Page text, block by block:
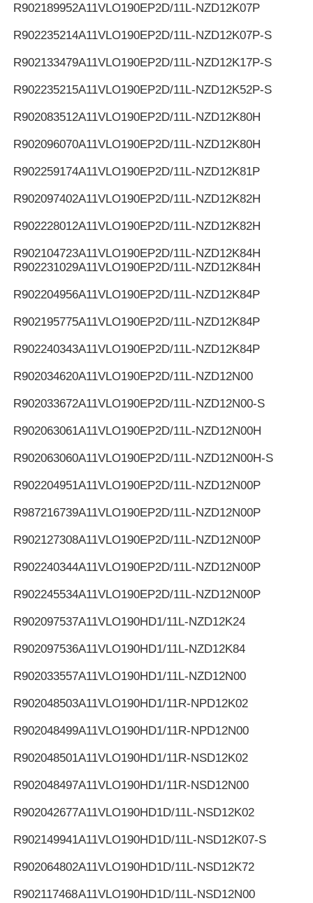
R902189952A11VLO190EP2D/11L-NZD12K07P
R902235214A11VLO190EP2D/11L-NZD12K07P-S
R902133479A11VLO190EP2D/11L-NZD12K17P-S
R902235215A11VLO190EP2D/11L-NZD12K52P-S
R902083512A11VLO190EP2D/11L-NZD12K80H
R902096070A11VLO190EP2D/11L-NZD12K80H
R902259174A11VLO190EP2D/11L-NZD12K81P
R902097402A11VLO190EP2D/11L-NZD12K82H
R902228012A11VLO190EP2D/11L-NZD12K82H
R902104723A11VLO190EP2D/11L-NZD12K84H
R902231029A11VLO190EP2D/11L-NZD12K84H
R902204956A11VLO190EP2D/11L-NZD12K84P
R902195775A11VLO190EP2D/11L-NZD12K84P
R902240343A11VLO190EP2D/11L-NZD12K84P
R902034620A11VLO190EP2D/11L-NZD12N00
R902033672A11VLO190EP2D/11L-NZD12N00-S
R902063061A11VLO190EP2D/11L-NZD12N00H
R902063060A11VLO190EP2D/11L-NZD12N00H-S
R902204951A11VLO190EP2D/11L-NZD12N00P
R987216739A11VLO190EP2D/11L-NZD12N00P
R902127308A11VLO190EP2D/11L-NZD12N00P
R902240344A11VLO190EP2D/11L-NZD12N00P
R902245534A11VLO190EP2D/11L-NZD12N00P
R902097537A11VLO190HD1/11L-NZD12K24
R902097536A11VLO190HD1/11L-NZD12K84
R902033557A11VLO190HD1/11L-NZD12N00
R902048503A11VLO190HD1/11R-NPD12K02
R902048499A11VLO190HD1/11R-NPD12N00
R902048501A11VLO190HD1/11R-NSD12K02
R902048497A11VLO190HD1/11R-NSD12N00
R902042677A11VLO190HD1D/11L-NSD12K02
R902149941A11VLO190HD1D/11L-NSD12K07-S
R902064802A11VLO190HD1D/11L-NSD12K72
R902117468A11VLO190HD1D/11L-NSD12N00